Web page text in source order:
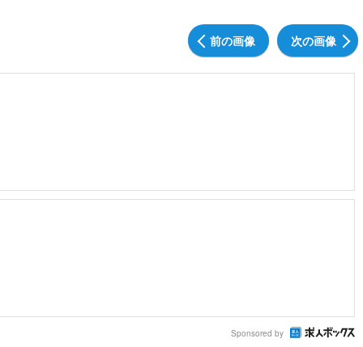
前の画像 次の画像
Sponsored by